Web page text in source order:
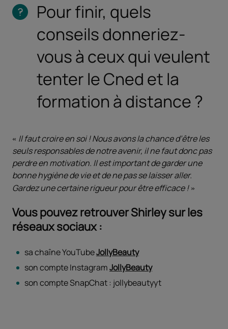
Pour finir, quels
conseils donneriez-
vous à ceux qui veulent
tenter le Cned et la
formation à distance ?
Il faut croire en soi ! Nous avons la chance d’être les
seuls responsables de notre avenir, il ne faut donc pas
perdre en motivation. Il est important de garder une
bonne hygiène de vie et de ne pas se laisser aller.
Gardez une certaine rigueur pour être efficace !
Vous pouvez retrouver Shirley sur les
réseaux sociaux :
sa chaîne YouTubeJollyBeauty
son compte InstagramJollyBeauty
son compte SnapChat : jollybeautyyt